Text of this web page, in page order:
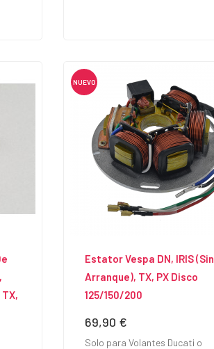
TX,
NUEVO
Estator Vespa DN, IRIS (Sin
Arranque), TX, PX Disco
125/150/200
Precio
69,90 €
Solo para Volantes Ducati o